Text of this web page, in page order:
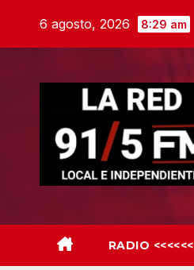
6 agosto, 2026 8:29 am
RADIO